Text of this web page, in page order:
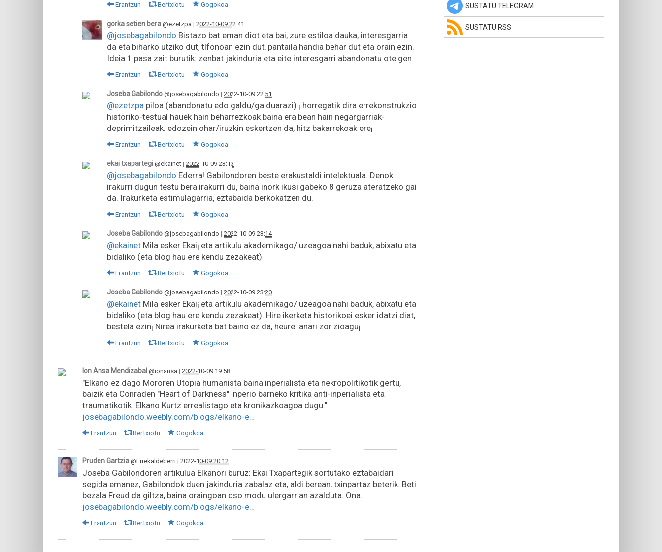
Erantzun Bertxiotu Gogokoa
gorka setien bera @ezetzpa | 2022-10-09 22:41
@josebagabilondo Bistazo bat eman diot eta bai, zure estiloa dauka, interesgarria
da eta biharko utziko dut, tlfonoan ezin dut, pantaila handia behar dut eta orain ezin.
Ideia 1 pasa zait burutik: zenbat jakinduria eta eite interesgarri abandonatu ote gen
Erantzun Bertxiotu Gogokoa
Joseba Gabilondo @josebagabilondo | 2022-10-09 22:51
@ezetzpa piloa (abandonatu edo galdu/galduarazi) ¡ horregatik dira errekonstrukzio
historiko-testual hauek hain beharrezkoak baina era bean hain negargarriak-
deprimitzaileak. edozein ohar/iruzkin eskertzen da, hitz bakarrekoak ere¡
Erantzun Bertxiotu Gogokoa
ekai txapartegi @ekainet | 2022-10-09 23:13
@josebagabilondo Ederra! Gabilondoren beste erakustaldi intelektuala. Denok
irakurri dugun testu bera irakurri du, baina inork ikusi gabeko 8 geruza ateratzeko gai
da. Irakurketa estimulagarria, eztabaida berkokatzen du.
Erantzun Bertxiotu Gogokoa
Joseba Gabilondo @josebagabilondo | 2022-10-09 23:14
@ekainet Mila esker Ekai¡ eta artikulu akademikago/luzeagoa nahi baduk, abixatu eta
bidaliko (eta blog hau ere kendu zezakeat)
Erantzun Bertxiotu Gogokoa
Joseba Gabilondo @josebagabilondo | 2022-10-09 23:20
@ekainet Mila esker Ekai¡ eta artikulu akademikago/luzeagoa nahi baduk, abixatu eta
bidaliko (eta blog hau ere kendu zezakeat). Hire ikerketa historikoei esker idatzi diat,
bestela ezin¡ Nirea irakurketa bat baino ez da, heure lanari zor zioagu¡
Erantzun Bertxiotu Gogokoa
Ion Ansa Mendizabal @ionansa | 2022-10-09 19:58
"Elkano ez dago Mororen Utopia humanista baina inperialista eta nekropolitikotik gertu,
baizik eta Conraden "Heart of Darkness" inperio barneko kritika anti-inperialista eta
traumatikotik. Elkano Kurtz errealistago eta kronikazkoagoa dugu."
josebagabilondo.weebly.com/blogs/elkano-e…
Erantzun Bertxiotu Gogokoa
Pruden Gartzia @Errekaldeberri | 2022-10-09 20:12
Joseba Gabilondoren artikulua Elkanori buruz: Ekai Txapartegik sortutako eztabaidari
segida emanez, Gabilondok duen jakinduria zabalaz eta, aldi berean, txinpartaz beterik. Beti
bezala Freud da giltza, baina oraingoan oso modu ulergarrian azalduta. Ona.
josebagabilondo.weebly.com/blogs/elkano-e…
Erantzun Bertxiotu Gogokoa
SUSTATU TELEGRAM
SUSTATU RSS